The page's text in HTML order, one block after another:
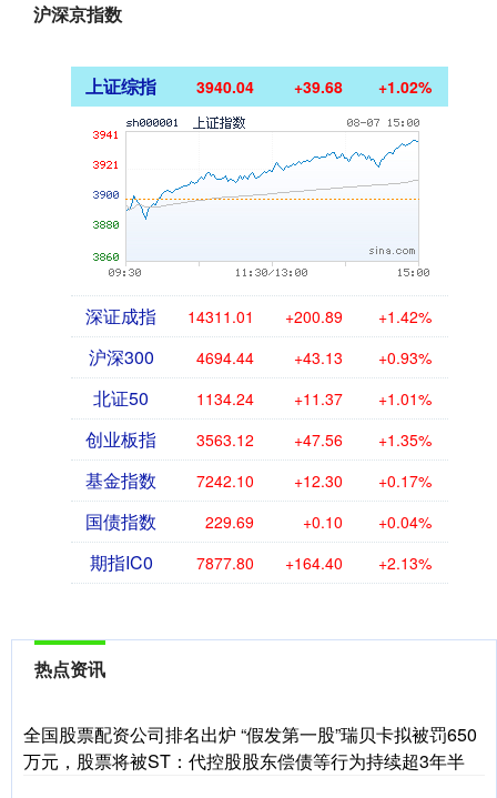
沪深京指数
上证综指 3940.04 +39.68 +1.02%
深证成指 14311.01 +200.89 +1.42%
沪深300 4694.44 +43.13 +0.93%
北证50 1134.24 +11.37 +1.01%
创业板指 3563.12 +47.56 +1.35%
基金指数 7242.10 +12.30 +0.17%
国债指数 229.69 +0.10 +0.04%
期指IC0 7877.80 +164.40 +2.13%
热点资讯
全国股票配资公司排名出炉 “假发第一股”瑞贝卡拟被罚650
万元，股票将被ST：代控股股东偿债等行为持续超3年半